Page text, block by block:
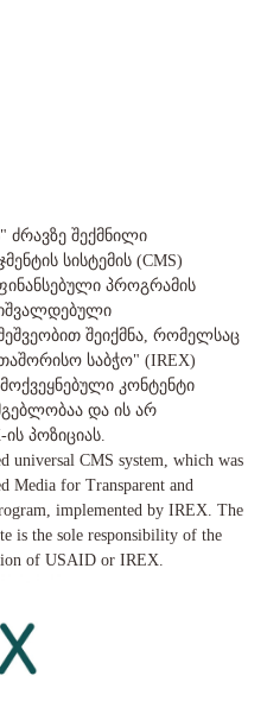
ძრავზე შექმნილი
სისტემის (CMS)
პროგრამის
შეიქმნა, რომელსაც
საბჭო" (IREX)
კონტენტი
და ის არ
პოზიციას.
universal CMS system, which was
Media for Transparent and
implemented by IREX. The
is the sole responsibility of the
of USAID or IREX.